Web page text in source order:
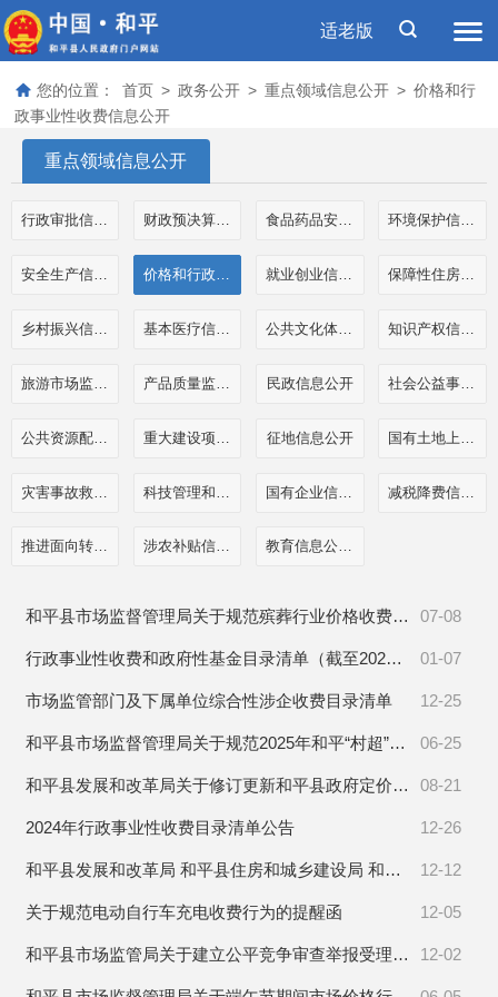
适老版
您的位置： 首页 > 政务公开 > 重点领域信息公开 > 价格和行
政事业性收费信息公开
重点领域信息公开
行政审批信息公开 财政预决算和三公经费公开 食品药品安全信息公开 环境保护信息公开
安全生产信息公开 价格和行政事业性收费信息公开 就业创业信息公开 保障性住房信息公开
乡村振兴信息公开 基本医疗信息公开 公共文化体育信息公开 知识产权信息公开
民政信息公开
征地信息公开
推进面向转移落户人员的服务公开 涉农补贴信息公开 教育信息公开栏目
07-08
和平县市场监督管理局关于规范殡葬行业价格收费行为的提醒告诫函
01-07
行政事业性收费和政府性基金目录清单（截至2025年12月31日）
12-25
市场监管部门及下属单位综合性涉企收费目录清单
06-25
和平县市场监督管理局关于规范2025年和平“村超”赛事期间市场经营行为的提醒告诫函
08-21
和平县发展和改革局关于修订更新和平县政府定价的经营服务性收费目录清单的公告
12-26
2024年行政事业性收费目录清单公告
12-12
和平县发展和改革局 和平县住房和城乡建设局 和平县市场监督管理局关于规范电动自行车充电收费行为的通知
12-05
关于规范电动自行车充电收费行为的提醒函
12-02
和平县市场监管局关于建立公平竞争审查举报受理回应机制的通告